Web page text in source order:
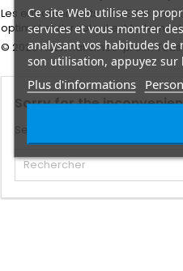
Les entraînements CAME AXI
optimal et durable, il est
© 2025 Automatismes-pro.fr.
Sorry for the
Search again what you are
Ce site Web utilise ses
services et vous montrer
analysant vos habitudes de
son utilisation, appuyez sur
Plus d'informations